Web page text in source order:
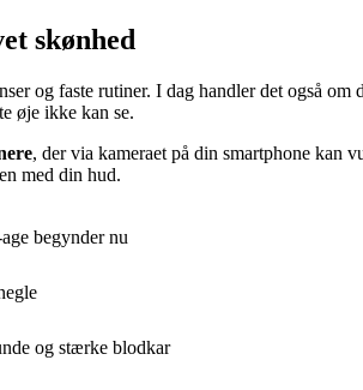
skønhed
og faste rutiner. I dag handler det også
øje ikke kan se.
, der via kameraet på din smartphone kan
med din hud.
begynder nu
og stærke blodkar